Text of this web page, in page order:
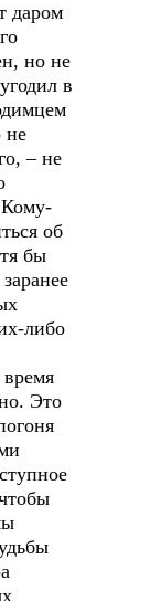
даром
но не
в
не
– не
Кому-
об
бы
либо
Это